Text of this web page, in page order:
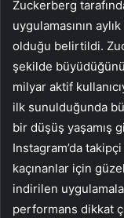
Zuckerberg
uygulamasının
olduğu belirtildi.
şekilde
milyar aktif
ilk sunulduğunda
bir düşüş yaşamış
Instagram’da
kaçınanlar için
indirilen
performans dikkat